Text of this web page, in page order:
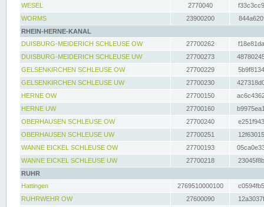
WESEL
2770040
WORMS
23900200
RHEIN-HERNE-KANAL
DUISBURG-MEIDERICH SCHLEUSE OW
27700262
DUISBURG-MEIDERICH SCHLEUSE UW
27700273
GELSENKIRCHEN SCHLEUSE OW
27700229
GELSENKIRCHEN SCHLEUSE UW
27700230
HERNE OW
27700150
HERNE UW
27700160
OBERHAUSEN SCHLEUSE OW
27700240
OBERHAUSEN SCHLEUSE UW
27700251
WANNE EICKEL SCHLEUSE OW
27700193
WANNE EICKEL SCHLEUSE UW
27700218
RUHR
Hattingen
2769510000100
RUHRWEHR OW
27600090